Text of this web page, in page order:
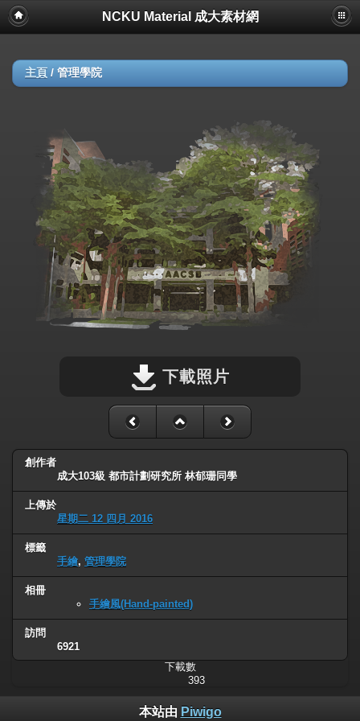
NCKU Material 成大素材網
主頁 / 管理學院
下載照片
創作者
成大103級 都市計劃研究所 林郁珊同學
上傳於
星期二 12 四月 2016
標籤
手繪, 管理學院
相冊
手繪風(Hand-painted)
訪問
6921
下載數
393
本站由 Piwigo